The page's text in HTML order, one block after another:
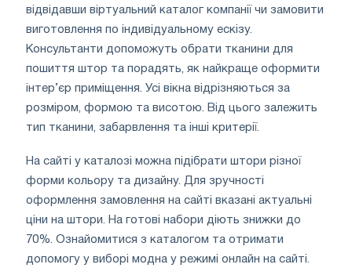
відвідавши віртуальний каталог компанії чи замовити
виготовлення по індивідуальному ескізу.
Консультанти допоможуть обрати тканини для
пошиття штор та порадять, як найкраще оформити
інтер’єр приміщення. Усі вікна відрізняються за
розміром, формою та висотою. Від цього залежить
тип тканини, забарвлення та інші критерії.
На сайті у каталозі можна підібрати штори різної
форми кольору та дизайну. Для зручності
оформлення замовлення на сайті вказані актуальні
ціни на штори. На готові набори діють знижки до
70%. Ознайомитися з каталогом та отримати
допомогу у виборі модна у режимі онлайн на сайті.